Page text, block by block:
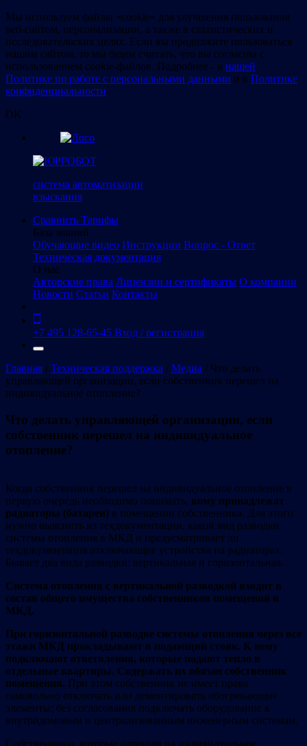
Мы используем файлы «cookie» для улучшения пользования
веб-сайтом, персонализации, а также в статистических и
исследовательских целях. Если вы продолжите пользоваться
нашим сайтом, то мы будем считать, что вы согласны с
использованием cookie-файлов. Подробнее - в нашей
Политике по работе с персональными данными и в Политике
конфиденциальности.
OK
система автоматизации
взыскания
Сравнить Тарифы
База знаний
Обучающие видео Инструкции Вопрос - Ответ
Техническая документация
О нас
Авторские права Лицензии и сертификаты О компании
Новости Статьи Контакты
+7 495 128-65-45 Вход / регистрация
Главная / Техническая поддержка / Медиа / Что делать
управляющей организации, если собственник перешел на
индивидуальное отопление?
Что делать управляющей организации, если
собственник перешел на индивидуальное
отопление?
Когда собственник перешел на индивидуальное отопление в
первую очередь необходимо понимать, кому принадлежат
радиаторы (батареи) в помещении собственника. Для этого
нужно выяснить из техдокументации, какой вид разводки
системы отопления в МКД и предусматривает ли
техдокументация отключающие устройства на радиаторах.
Бывает два вида разводки: вертикальная и горизонтальная.
Система отопления с вертикальной разводкой входит в
состав общего имущества собственников помещений в
МКД.
При горизонтальной разводке системы отопления через все
этажи МКД прокладывают в подающий стояк. К нему
подключают ответвления, которые подают тепло в
отдельные квартиры. Содержать их обязан собственник
помещения. При этом собственник не имеет права
самовольно отключать или демонтировать обогревающие
элементы; без согласования подключать оборудование к
внутридомовым и централизованным инженерным системам.